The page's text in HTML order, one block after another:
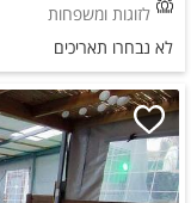
לזוגות ומשפחות
לא נבחרו תאריכים